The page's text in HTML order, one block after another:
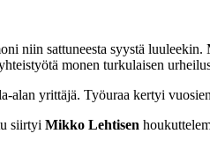
niin sattuneesta syystä
monen turkulaisen
yrittäjä. Työuraa kertyi
siirtyi Mikko Lehtisen